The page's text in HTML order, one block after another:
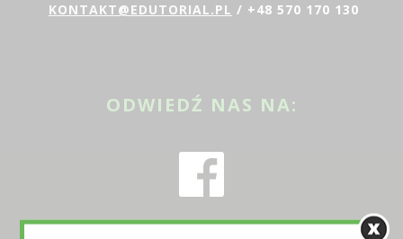
KONTAKT@EDUTORIAL.PL / +48 570 170 130
ODWIEDŹ NAS NA: